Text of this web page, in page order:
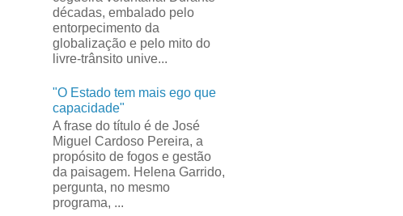
décadas, embalado pelo
entorpecimento da
globalização e pelo mito do
livre-trânsito unive...
"O Estado tem mais ego que
capacidade"
A frase do título é de José
Miguel Cardoso Pereira, a
propósito de fogos e gestão
da paisagem. Helena Garrido,
pergunta, no mesmo
programa, ...